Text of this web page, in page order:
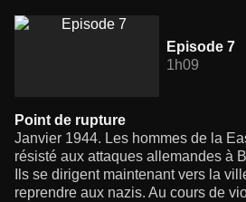
Episode 7
1h09
Point de rupture
Janvier 1944. Les hommes de la
résisté aux attaques allemandes à
Ils se dirigent maintenant vers la
reprendre aux nazis. Au cours de